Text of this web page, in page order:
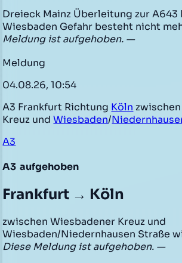
Dreieck Mainz Überleitung zur A643
Wiesbaden Gefahr besteht nicht
Meldung ist aufgehoben. —
Meldung
04.08.26, 10:54
A3 Frankfurt Richtung Köln
Kreuz undWiesbaden/
A3
A3 aufgehoben
Frankfurt → Köln
zwischen Wiesbadener Kreuz und
Wiesbaden/Niedernhausen Straße
Diese Meldung ist aufgehoben. —